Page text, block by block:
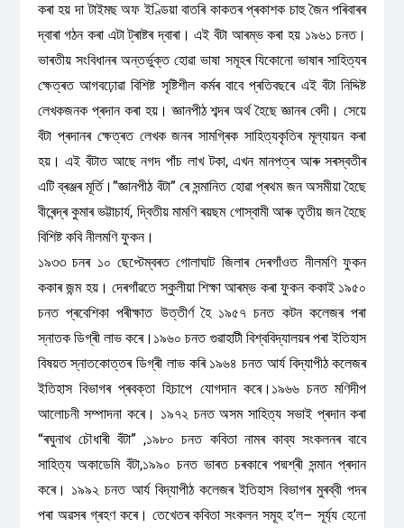
কৰা হয় দা টাইমছ অফ ইণ্ডিয়া বাতৰি কাকতৰ প্ৰকাশক চাহু জৈন পৰিবাৰৰ
দ্বাৰা গঠন কৰা এটা ট্ৰাষ্টৰ দ্বাৰা। এই বঁটা আৰম্ভ কৰা হয় ১৯৬১ চনত।
ভাৰতীয় সংবিধানৰ অন্তৰ্ভুক্ত হোৱা ভাষা সমূহৰ যিকোনো ভাষাৰ সাহিত্যৰ
ক্ষেত্ৰত আগবঢ়োৱা বিশিষ্ট সৃষ্টিশীল কৰ্মৰ বাবে প্ৰতিবছৰে এই বঁটা নিদ্দিষ্ট
লেখকজনক প্ৰদান কৰা হয়। জ্ঞানপীঠ শব্দৰ অৰ্থ হৈছে জ্ঞানৰ বেদী। সেয়ে
বঁটা প্ৰদানৰ ক্ষেত্ৰত লেখক জনৰ সামগ্ৰিক সাহিত্যকৃতিৰ মূল্যায়ন কৰা
হয়। এই বঁটাত আছে নগদ পাঁচ লাখ টকা, এখন মানপত্ৰ আৰু সৰস্বতীৰ
এটি ব্ৰঞ্জৰ মূৰ্তি।”জ্ঞানপীঠ বঁটা” ৰে সন্মানিত হোৱা প্ৰথম জন অসমীয়া হৈছে
বীৰেন্দ্ৰ কুমাৰ ভট্টাচাৰ্য, দ্বিতীয় মামণি ৰয়ছম গোস্বামী আৰু তৃতীয় জন হৈছে
বিশিষ্ট কবি নীলমণি ফুকন।
১৯৩৩ চনৰ ১০ ছেপ্টেম্বৰত গোলাঘাট জিলাৰ দেৰগাঁওত নীলমণি ফুকন
ককাৰ জন্ম হয়। দেৰগাঁৱতে স্কুলীয়া শিক্ষা আৰম্ভ কৰা ফুকন ককাই ১৯৫০
চনত প্ৰবেশিকা পৰীক্ষাত উত্তীৰ্ণ হৈ ১৯৫৭ চনত কটন কলেজৰ পৰা
স্নাতক ডিগ্ৰী লাভ কৰে।১৯৬০ চনত গুৱাহাটী বিশ্ববিদ্যালয়ৰ পৰা ইতিহাস
বিষয়ত স্নাতকোত্তৰ ডিগ্ৰী লাভ কৰি ১৯৬৪ চনত আৰ্য বিদ্যাপীঠ কলেজৰ
ইতিহাস বিভাগৰ প্ৰবক্তা হিচাপে যোগদান কৰে।১৯৬৬ চনত মণিদীপ
আলোচনী সম্পাদনা কৰে। ১৯৭২ চনত অসম সাহিত্য সভাই প্ৰদান কৰা
“ৰঘুনাথ চৌধাৰী বঁটা” ,১৯৮০ চনত কবিতা নামৰ কাব্য সংকলনৰ বাবে
সাহিত্য অকাডেমি বঁটা,১৯৯০ চনত ভাৰত চৰকাৰে পদ্মশ্ৰী সন্মান প্ৰদান
কৰে। ১৯৯২ চনত আৰ্য বিদ্যাপীঠ কলেজৰ ইতিহাস বিভাগৰ মুৰব্বী পদৰ
পৰা অৱসৰ গ্ৰহণ কৰে। তেখেতৰ কবিতা সংকলন সমূহ হ’ল– সূৰ্য্য হেনো